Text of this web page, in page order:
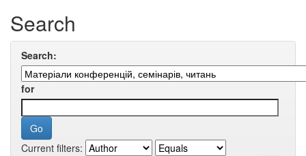
Search
Search:
for
Current filters: